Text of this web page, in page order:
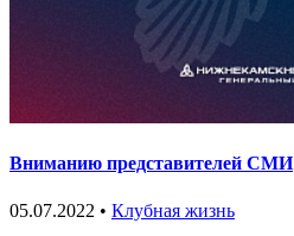
Вниманию представителей СМИ
05.07.2022 • Клубная жизнь